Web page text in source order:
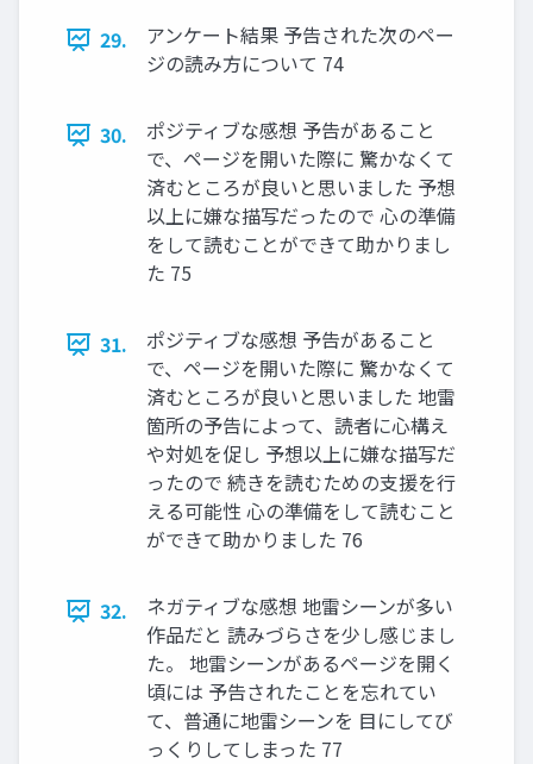
29.
アンケート結果 予告された次のペー
ジの読み方について 74
30.
ポジティブな感想 予告があること
で、ページを開いた際に 驚かなくて
済むところが良いと思いました 予想
以上に嫌な描写だったので 心の準備
をして読むことができて助かりまし
た 75
31.
ポジティブな感想 予告があること
で、ページを開いた際に 驚かなくて
済むところが良いと思いました 地雷
箇所の予告によって、読者に心構え
や対処を促し 予想以上に嫌な描写だ
ったので 続きを読むための支援を行
える可能性 心の準備をして読むこと
ができて助かりました 76
32.
ネガティブな感想 地雷シーンが多い
作品だと 読みづらさを少し感じまし
た。 地雷シーンがあるページを開く
頃には 予告されたことを忘れてい
て、普通に地雷シーンを 目にしてび
っくりしてしまった 77